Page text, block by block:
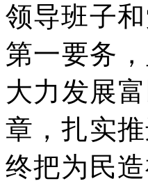
领导班子
第一要务
大力发展
章，扎实
终把为民